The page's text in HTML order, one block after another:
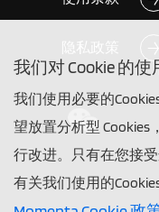
我们对 Cookie 的使
我们使用必要的
望放置分析型
行改进。只有在您接受
有关我们使用的
隐私政策